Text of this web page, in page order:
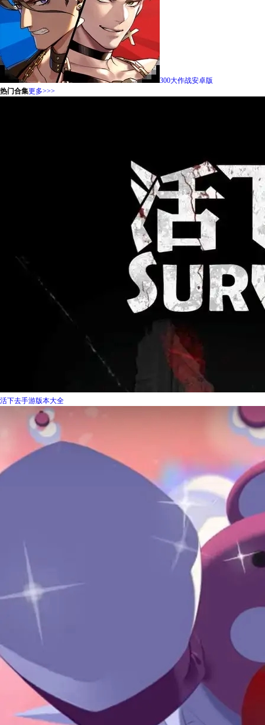
300大作战安卓版
热门合集更多>>>
活下去手游版本大全